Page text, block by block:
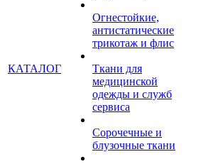
КАТАЛОГ
Огнестойкие,
антистатические
трикотаж и флис
Ткани для
медицинской
одежды и служб
сервиса
Сорочечные и
блузочные ткани